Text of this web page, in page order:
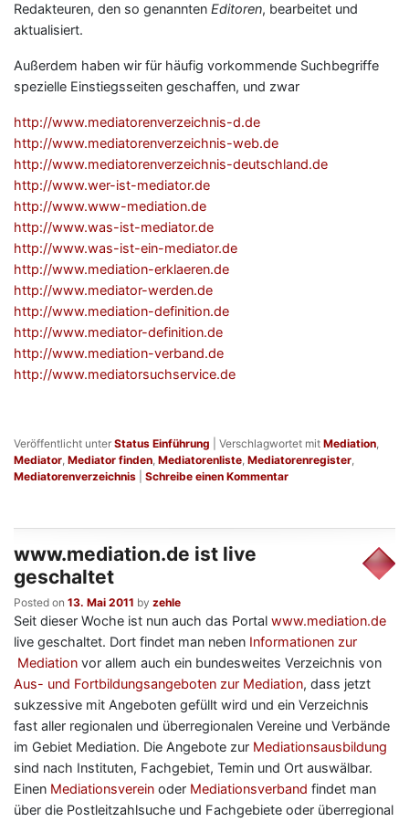
Redakteuren, den so genannten Editoren, bearbeitet und
aktualisiert.
Außerdem haben wir für häufig vorkommende Suchbegriffe
spezielle Einstiegsseiten geschaffen, und zwar
http://www.mediatorenverzeichnis-d.de
http://www.mediatorenverzeichnis-web.de
http://www.mediatorenverzeichnis-deutschland.de
http://www.wer-ist-mediator.de
http://www.www-mediation.de
http://www.was-ist-mediator.de
http://www.was-ist-ein-mediator.de
http://www.mediation-erklaeren.de
http://www.mediator-werden.de
http://www.mediation-definition.de
http://www.mediator-definition.de
http://www.mediation-verband.de
http://www.mediatorsuchservice.de
Veröffentlicht unter Status Einführung Verschlagwortet mit Mediation,
Mediator, Mediator finden, Mediatorenliste, Mediatorenregister,
Mediatorenverzeichnis
Schreibe einen Kommentar
www.mediation.de ist live
geschaltet
Posted on 13. Mai 2011 by zehle
Seit dieser Woche ist nun auch das Portal www.mediation.de
live geschaltet. Dort findet man neben Informationen zur
Mediation vor allem auch ein bundesweites Verzeichnis von
Aus- und Fortbildungsangeboten zur Mediation, dass jetzt
sukzessive mit Angeboten gefüllt wird und ein Verzeichnis
fast aller regionalen und überregionalen Vereine und Verbände
im Gebiet Mediation. Die Angebote zur Mediationsausbildung
sind nach Instituten, Fachgebiet, Temin und Ort auswälbar.
Einen Mediationsverein oder Mediationsverband findet man
über die Postleitzahlsuche und Fachgebiete oder überregional